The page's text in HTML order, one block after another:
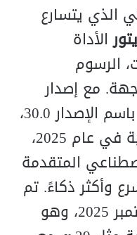
الذي يتسارع
الأداة
الرسوم
مع إصدار
، المعروف باسم الإصدار 30.0،
أعلنت أدوبي عن قفزة نوعية في عام 2025،
المتقدمة
وأكثر ذكاءً. تم
إطلاق هذا الإصدار في سبتمبر 2025، وهو